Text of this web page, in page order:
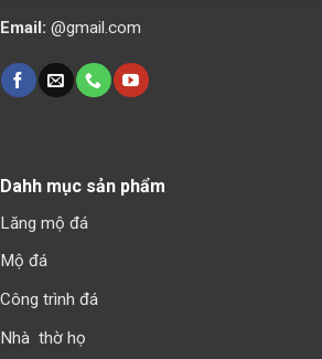
Email: @gmail.com
Dahh mục sản phẩm
Lăng mộ đá
Mộ đá
Công trình đá
Nhà thờ họ